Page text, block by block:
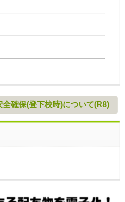
確保(登下校時)について(R8)